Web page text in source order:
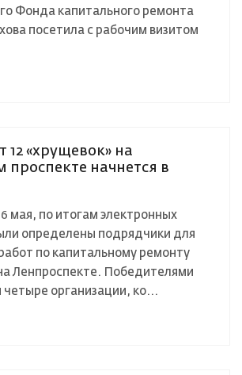
Фонда капитального ремонта
посетила с рабочим визитом
12 «хрущевок» на
проспекте начнется в
мая, по итогам электронных
определены подрядчики для
по капитальному ремонту
Ленпроспекте. Победителями
четыре организации, ко...